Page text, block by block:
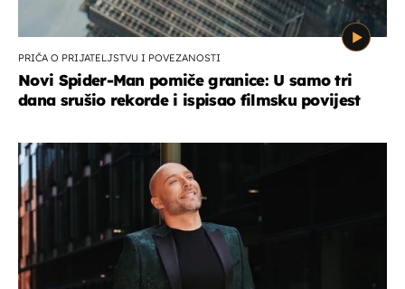
PRIČA O PRIJATELJSTVU I POVEZANOSTI
Novi Spider-Man pomiče granice: U samo tri
dana srušio rekorde i ispisao filmsku povijest